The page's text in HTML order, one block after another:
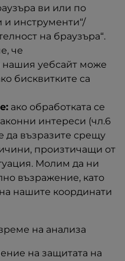
ви или по
и инструменти“/
на браузъра“.
че
нашия уебсайт може
бисквитките са
ако обработката се
интереси (чл.6
да възразите срещу
произтичащи от
Молим да ни
възражение, като
нашите координати
на анализа
на защитата на